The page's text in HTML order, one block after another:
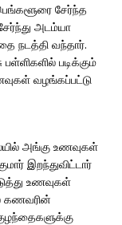
சேர்ந்த
அடம்யா
நடத்தி வந்தார்.
படிக்கும்
வழங்கப்பட்டு
அங்கு உணவுகள்
இறந்துவிட்டார்
உணவுகள்
கணவரின்